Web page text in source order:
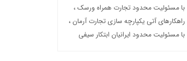
مسئولیت محدود تجارت همراه ورسک
آتی یکپارچه سازی تجارت آرمان
مسئولیت محدود ایرانیان ابتکار سیفی